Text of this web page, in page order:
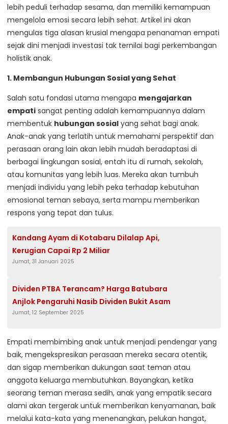
lebih peduli terhadap sesama, dan memiliki kemampuan
mengelola emosi secara lebih sehat. Artikel ini akan
mengulas tiga alasan krusial mengapa penanaman empati
sejak dini menjadi investasi tak ternilai bagi perkembangan
holistik anak.
1. Membangun Hubungan Sosial yang Sehat
Salah satu fondasi utama mengapa mengajarkan
empati sangat penting adalah kemampuannya dalam
membentuk hubungan sosial yang sehat bagi anak.
Anak-anak yang terlatih untuk memahami perspektif dan
perasaan orang lain akan lebih mudah beradaptasi di
berbagai lingkungan sosial, entah itu di rumah, sekolah,
atau komunitas yang lebih luas. Mereka akan tumbuh
menjadi individu yang lebih peka terhadap kebutuhan
emosional teman sebaya, serta mampu memberikan
respons yang tepat dan tulus.
Kandang Ayam di Kotabaru Dilalap Api,
Kerugian Capai Rp 2 Miliar
Jumat, 31 Januari 2025
Dividen PTBA Terancam? Harga Batubara
Anjlok Pengaruhi Nasib Dividen Bukit Asam
Jumat, 12 September 2025
Empati membimbing anak untuk menjadi pendengar yang
baik, mengekspresikan perasaan mereka secara otentik,
dan sigap memberikan dukungan saat teman atau
anggota keluarga membutuhkan. Bayangkan, ketika
seorang teman merasa sedih, anak yang empatik secara
alami akan tergerak untuk memberikan kenyamanan, baik
melalui kata-kata yang menenangkan, pelukan hangat,